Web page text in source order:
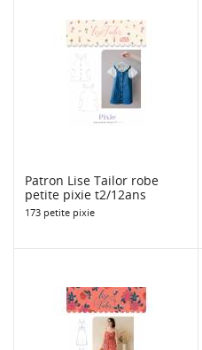
Patron Lise Tailor robe
petite pixie t2/12ans
173 petite pixie